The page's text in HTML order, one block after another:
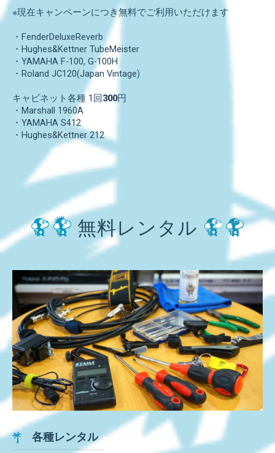
※現在キャンペーンにつき無料でご利用いただけます
・FenderDeluxeReverb
・Hughes&Kettner TubeMeister
・YAMAHA F-100, G-100H
・Roland JC120(Japan Vintage)
キャビネット各種 1回300円
・Marshall 1960A
・YAMAHA S412
・Hughes&Kettner 212
無料レンタル
各種レンタル